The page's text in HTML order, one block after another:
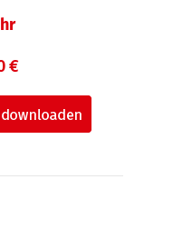
€